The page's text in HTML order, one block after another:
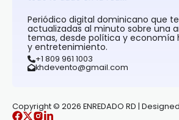
Periódico digital dominicano que
actualizadas al minuto sobre una
temas, desde política y economía
y entretenimiento.
+1 809 961 1003
khdevento@gmail.com
Copyright © 2026 ENREDADO RD |